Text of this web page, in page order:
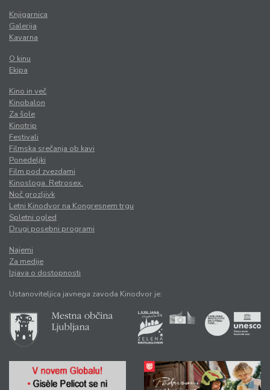
Knjigarnica
Galerija
Kavarna
O kinu
Ekipa
Kino in več
Kinobalon
Za šole
Kinotrip
Festivali
Filmska srečanja ob kavi
Ponedeljki
Film pod zvezdami
Kinosloga. Retrosex.
Noč grozljivk
Letni Kinodvor na Kongresnem trgu
Spletni ogled
Drugi posebni programi
Najemi
Za medije
Izjava o dostopnosti
Ustanoviteljica javnega zavoda Kinodvor je: